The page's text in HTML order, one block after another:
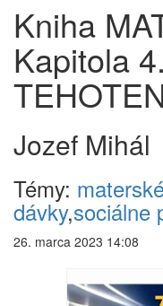
Kniha
Kapitola 4.
Jozef Mihál
Témy:
dávky,sociálne
26. marca 2023 14:08